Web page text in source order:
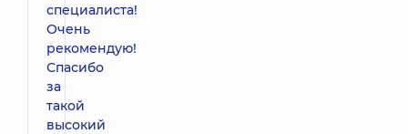
специалиста!
Очень
рекомендую!
Спасибо
за
такой
высокий